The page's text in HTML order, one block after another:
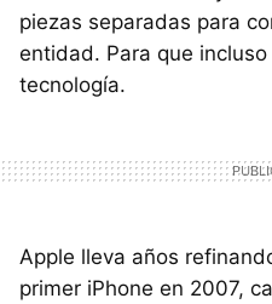
piezas separadas para
entidad. Para que
tecnología.
Apple lleva años
primer iPhone en 2007,